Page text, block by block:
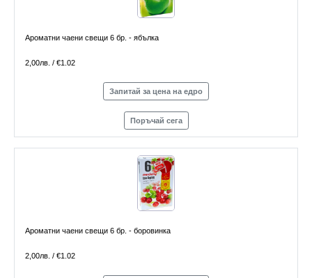
Ароматни чаени свещи 6 бр. - ябълка
2,00лв. / €1.02
Запитай за цена на едро
Поръчай сега
Ароматни чаени свещи 6 бр. - боровинка
2,00лв. / €1.02